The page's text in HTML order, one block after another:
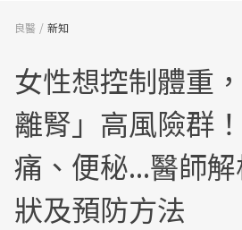
良醫 新知
女性想控制體重
離腎」高風險群
痛、便秘...醫師
狀及預防方法